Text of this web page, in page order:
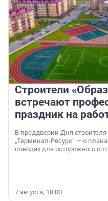
Строители
встречают
праздник на
В преддверии Дня
„Терминал-Ресурс“ — о
поводах для осторожного
7 августа, 18:00